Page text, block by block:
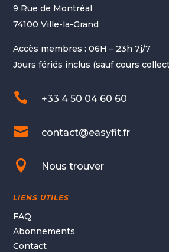
9 Rue de Montréal
74100 Ville-la-Grand
Accès membres : 06H – 23h 7j/7
Jours fériés inclus (sauf cours
 +33 4 50 04 60 60
 contact@easyfit.fr
 Nous trouver
LIENS UTILES
FAQ
Abonnements
Contact